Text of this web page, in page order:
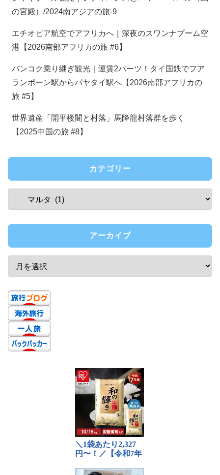
の宮殿）/2024南アジアの旅-9
エチオピア航空でアフリカへ｜深夜のスワンナプーム空
港【2026南部アフリカの旅 #6】
バンコク乗り継ぎ観光｜運賃2バーツ！タイ国鉄でフア
ランポーン駅からパヤタイ駅へ【2026南部アフリカの
旅 #5】
世界遺産「開平楼閣と村落」馬降龍村落群を歩く
【2025中国の旅 #8】
カテゴリー
アーカイブ